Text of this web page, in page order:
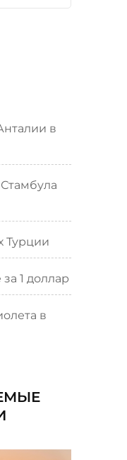
в
Турции
1 доллар
в